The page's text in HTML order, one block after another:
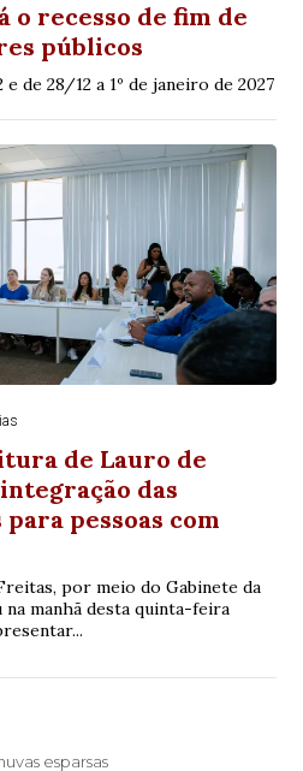
o recesso de fim de
públicos
de 28/12 a 1º de janeiro de 2027
de Lauro de
das
pessoas com
por meio do Gabinete da
manhã desta quinta-feira
esparsas